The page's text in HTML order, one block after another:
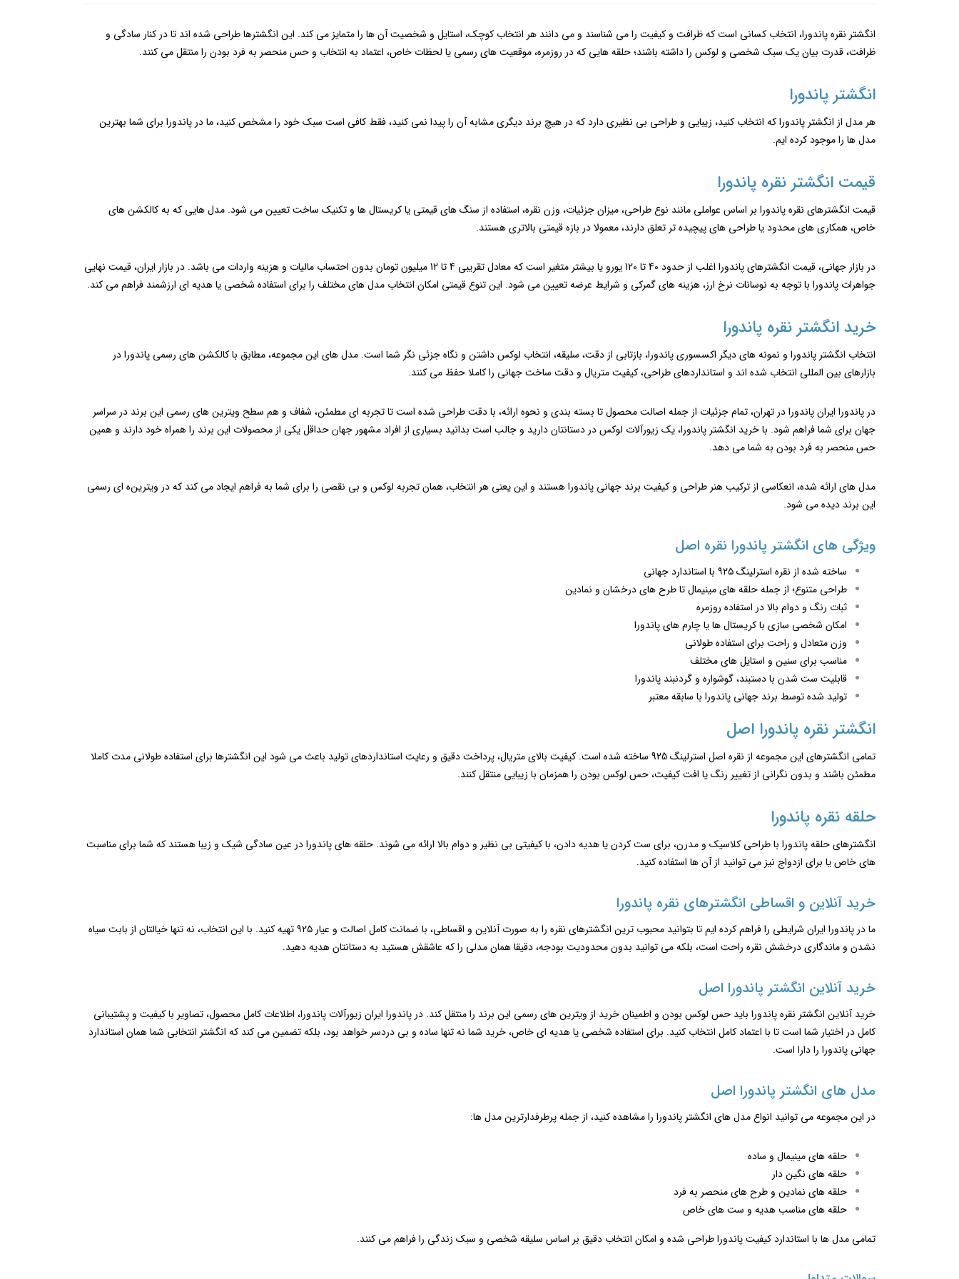
انگشتر نقره پاندورا، انتخاب کسانی است که ظرافت و کیفیت را می‌ شناسند و می ‌دانند هر انتخاب کوچک، استایل و شخصیت آن‌ ها را متمایز می ‌کند. این انگشترها طراحی شده ‌اند تا در کنار سادگی و
ظرافت، قدرت بیان یک سبک شخصی و لوکس را داشته باشند؛ حلقه ‌هایی که در روزمره، موقعیت ‌های رسمی یا لحظات خاص، اعتماد به انتخاب و حس منحصر به ‌فرد بودن را منتقل می ‌کنند.
انگشتر پاندورا
هر مدل از انگشتر پاندورا که انتخاب کنید، زیبایی و طراحی بی نظیری دارد که در هیچ برند دیگری مشابه آن را پیدا نمی کنید، فقط کافی است سبک خود را مشخص کنید، ما در پاندورا برای شما بهترین
مدل ها را موجود کرده ایم.
قیمت انگشتر نقره پاندورا
قیمت انگشترهای نقره پاندورا بر اساس عواملی مانند نوع طراحی، میزان جزئیات، وزن نقره، استفاده از سنگ ‌های قیمتی یا کریستال ‌ها و تکنیک ساخت تعیین می ‌شود. مدل‌ هایی که به کالکشن‌ های
خاص، همکاری‌ های محدود یا طراحی‌ های پیچیده ‌تر تعلق دارند، معمولا در بازه قیمتی بالاتری هستند.
در بازار جهانی، قیمت انگشترهای پاندورا اغلب از حدود 40 تا 120 یورو یا بیشتر متغیر است که معادل تقریبی 4 تا 12 میلیون تومان بدون احتساب مالیات و هزینه واردات می‌ باشد. در بازار ایران، قیمت نهایی
جواهرات پاندورا با توجه به نوسانات نرخ ارز، هزینه ‌های گمرکی و شرایط عرضه تعیین می‌ شود. این تنوع قیمتی امکان انتخاب مدل‌ های مختلف را برای استفاده شخصی یا هدیه ‌ای ارزشمند فراهم می ‌کند.
خرید انگشتر نقره پاندورا
انتخاب انگشتر پاندورا و نمونه های دیگر اکسسوری پاندورا، بازتابی از دقت، سلیقه، انتخاب لوکس داشتن و نگاه جزئی ‌نگر شما است. مدل‌ های این مجموعه، مطابق با کالکشن‌ های رسمی پاندورا در
بازارهای بین ‌المللی انتخاب شده‌ اند و استانداردهای طراحی، کیفیت متریال و دقت ساخت جهانی را کاملا حفظ می ‌کنند.
در پاندورا ایران پاندورا در تهران، تمام جزئیات از جمله اصالت محصول تا بسته ‌بندی و نحوه ارائه، با دقت طراحی شده است تا تجربه ‌ای مطمئن، شفاف و هم‌ سطح ویترین‌ های رسمی این برند در سراسر
جهان برای شما فراهم شود. با خرید انگشتر پاندورا، یک زیورآلات لوکس در دستانتان دارید و جالب است بدانید بسیاری از افراد مشهور جهان حداقل یکی از محصولات این برند را همراه خود دارند و همین
حس منحصر به ‌فرد بودن به شما می دهد.
مدل ‌های ارائه ‌شده، انعکاسی از ترکیب هنر طراحی و کیفیت برند جهانی پاندورا هستند و این یعنی هر انتخاب، همان تجربه لوکس و بی ‌نقصی را برای شما به فراهم ایجاد می کند که در ویترین‌ه ای رسمی
این برند دیده می ‌شود.
ویژگی ‌های انگشتر پاندورا نقره اصل
ساخته شده از نقره استرلینگ ۹۲۵ با استاندارد جهانی
طراحی متنوع؛ از جمله حلقه ‌های مینیمال تا طرح ‌های درخشان و نمادین
ثبات رنگ و دوام بالا در استفاده روزمره
امکان شخصی‌ سازی با کریستال ‌ها یا چارم‌ های پاندورا
وزن متعادل و راحت برای استفاده طولانی
مناسب برای سنین و استایل ‌های مختلف
قابلیت ست شدن با دستبند، گوشواره و گردنبند پاندورا
تولید شده توسط برند جهانی پاندورا با سابقه معتبر
انگشتر نقره پاندورا اصل
تمامی انگشترهای این مجموعه از نقره اصل استرلینگ 925 ساخته شده‌ است. کیفیت بالای متریال، پرداخت دقیق و رعایت استانداردهای تولید باعث می ‌شود این انگشترها برای استفاده طولانی ‌مدت کاملا
مطمئن باشند و بدون نگرانی از تغییر رنگ یا افت کیفیت، حس لوکس بودن را همزمان با زیبایی منتقل کنند.
حلقه نقره پاندورا
انگشترهای حلقه‌ پاندورا با طراحی کلاسیک و مدرن، برای ست کردن یا هدیه دادن، با کیفیتی بی ‌نظیر و دوام بالا ارائه می ‌شوند. حلقه های پاندورا در عین سادگی شیک و زیبا هستند که شما برای مناسبت
های خاص یا برای ازدواج نیز می توانید از آن ها استفاده کنید.
خرید آنلاین و اقساطی انگشترهای نقره پاندورا
ما در پاندورا ایران شرایطی را فراهم کرده ‌ایم تا بتوانید محبوب ‌ترین انگشترهای نقره را به‌ صورت آنلاین و اقساطی، با ضمانت کامل اصالت و عیار ۹۲۵ تهیه کنید. با این انتخاب، نه‌ تنها خیالتان از بابت سیاه
نشدن و ماندگاری درخشش نقره راحت است، بلکه می‌ توانید بدون محدودیت بودجه، دقیقا همان مدلی را که عاشقش هستید به دستانتان هدیه دهید.
خرید آنلاین انگشتر پاندورا اصل
خرید آنلاین انگشتر نقره پاندورا باید حس لوکس بودن و اطمینان خرید از ویترین ‌های رسمی این برند را منتقل کند. در پاندورا ایران زیورآلات پاندورا، اطلاعات کامل محصول، تصاویر با کیفیت و پشتیبانی
کامل در اختیار شما است تا با اعتماد کامل انتخاب کنید. برای استفاده شخصی یا هدیه‌ ای خاص، خرید شما نه تنها ساده و بی ‌دردسر خواهد بود، بلکه تضمین می ‌کند که انگشتر انتخابی شما همان استاندارد
جهانی پاندورا را دارا است.
مدل‌ های انگشتر پاندورا اصل
در این مجموعه می ‌توانید انواع مدل‌ های انگشتر پاندورا را مشاهده کنید، از جمله پرطرفدارترین مدل ها:
حلقه ‌های مینیمال و ساده
حلقه‌ های نگین‌ دار
حلقه های نمادین و طرح های منحصر به فرد
حلقه ‌های مناسب هدیه و ست‌ های خاص
تمامی مدل ‌ها با استاندارد کیفیت پاندورا طراحی شده و امکان انتخاب دقیق بر اساس سلیقه شخصی و سبک زندگی را فراهم می‌ کنند.